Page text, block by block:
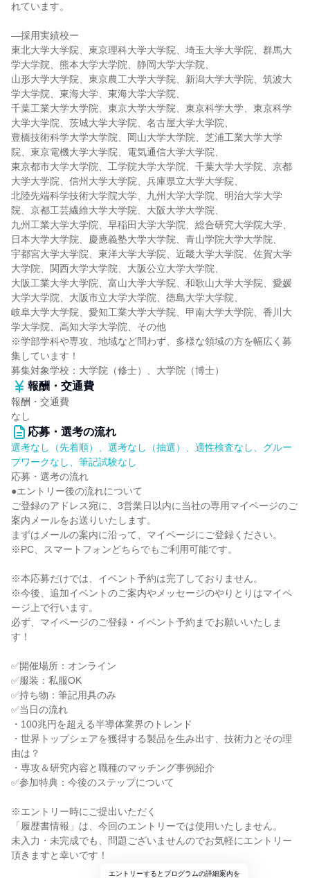
れています。
―採用実績校ー
東北大学大学院、東京理科大学大学院、埼玉大学大学院、群馬大
学大学院、熊本大学大学院、静岡大学大学院、
山形大学大学院、東京農工大学大学院、新潟大学大学院、筑波大
学大学院、東海大学、東海大学大学院、
千葉工業大学大学院、東京大学大学院、東京科学大学、東京科学
大学大学院、茨城大学大学院、名古屋大学大学院、
豊橋技術科学大学大学院、岡山大学大学院、芝浦工業大学大学
院、東京電機大学大学院、電気通信大学大学院、
東京都市大学大学院、工学院大学大学院、千葉大学大学院、京都
大学大学院、信州大学大学院、兵庫県立大学大学院、
北陸先端科学技術大学院大学、九州大学大学院、明治大学大学
院、京都工芸繊維大学大学院、大阪大学大学院、
九州工業大学大学院、早稲田大学大学院、総合研究大学院大学、
日本大学大学院、慶應義塾大学大学院、青山学院大学大学院、
宇都宮大学大学院、東洋大学大学院、近畿大学大学院、佐賀大学
大学院、関西大学大学院、大阪公立大学大学院、
大阪工業大学大学院、富山大学大学院、和歌山大学大学院、愛媛
大学大学院、大阪市立大学大学院、徳島大学大学院、
岐阜大学大学院、愛知工業大学大学院、甲南大学大学院、香川大
学大学院、高知大学大学院、その他
※学部学科や専攻、地域など問わず、多様な領域の方を幅広く募
集しています！
募集対象学校：大学院（修士）、大学院（博士）
報酬・交通費
報酬・交通費
なし
応募・選考の流れ
選考なし（先着順）、選考なし（抽選）、適性検査なし、グルー
プワークなし、筆記試験なし
応募・選考の流れ
●エントリー後の流れについて
ご登録のアドレス宛に、3営業日以内に当社の専用マイページのご
案内メールをお送りいたします。
まずはメールの案内に沿って、マイページにご登録ください。
※PC、スマートフォンどちらでもご利用可能です。
※本応募だけでは、イベント予約は完了しておりません。
※今後、追加イベントのご案内やメッセージのやりとりはマイペ
ージ上で行います。
必ず、マイページのご登録・イベント予約までお願いいたしま
す！
✅開催場所：オンライン
✅服装：私服OK
✅持ち物：筆記用具のみ
✅当日の流れ
・100兆円を超える半導体業界のトレンド
・世界トップシェアを獲得する製品を生み出す、技術力とその理
由は？
・専攻＆研究内容と職種のマッチング事例紹介
✅参加特典：今後のステップについて
※エントリー時にご提出いただく
「履歴書情報」は、今回のエントリーでは使用いたしません。
未入力・未完成でも、問題ございませんのでお気軽にエントリー
頂きますと幸いです！
エントリーするとプログラムの詳細案内を